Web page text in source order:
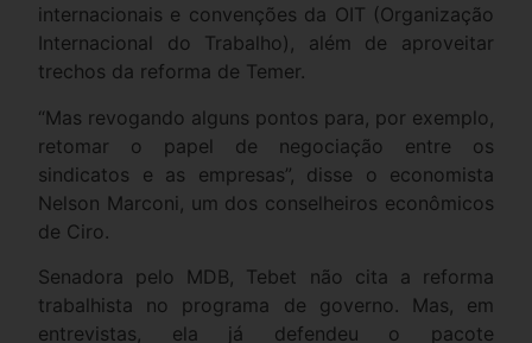
internacionais e convenções da OIT (Organização
Internacional do Trabalho), além de aproveitar
trechos da reforma de Temer.
“Mas revogando alguns pontos para, por exemplo,
retomar o papel de negociação entre os
sindicatos e as empresas”, disse o economista
Nelson Marconi, um dos conselheiros econômicos
de Ciro.
Senadora pelo MDB, Tebet não cita a reforma
trabalhista no programa de governo. Mas, em
entrevistas, ela já defendeu o pacote